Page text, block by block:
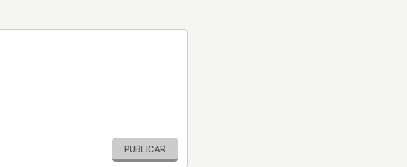
PUBLICAR